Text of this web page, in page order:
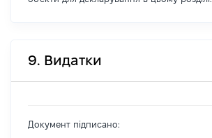
9. Видатки
Документ підписано: